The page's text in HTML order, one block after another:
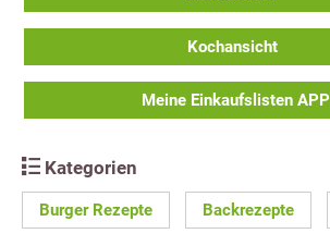
Kochansicht
Meine Einkaufslisten APP
Kategorien
Burger Rezepte Backrezepte